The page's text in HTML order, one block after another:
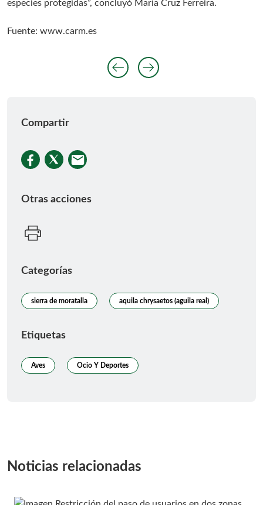
especies protegidas”, concluyó María Cruz Ferreira.
Fuente: www.carm.es
Anterior
arrow_left_alt
Siguiente
arrow_right_alt
Compartir
Otras acciones
Categorías
sierra de moratalla aquila chrysaetos (aguila real)
Etiquetas
Aves Ocio Y Deportes
Noticias relacionadas